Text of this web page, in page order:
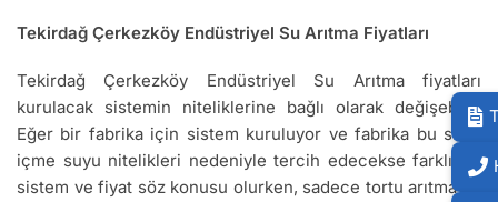
Tekirdağ Çerkezköy Endüstriyel Su Arıtma Fiyatları
Tekirdağ Çerkezköy Endüstriyel Su Arıtma fiyatları
kurulacak sistemin niteliklerine bağlı olarak değişebilir.
Eğer bir fabrika için sistem kuruluyor ve fabrika bu suyu
içme suyu nitelikleri nedeniyle tercih edecekse farklı bir
sistem ve fiyat söz konusu olurken, sadece tortu arıtma ve